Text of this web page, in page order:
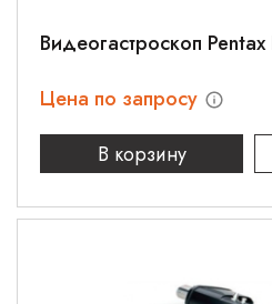
Видеогастроскоп
Цена по запросу
В корзину